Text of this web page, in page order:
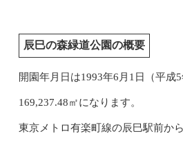
辰巳の森緑道公園の概要
開園年月日は1993年6月1日（平成
169,237.48㎡になります。
東京メトロ有楽町線の辰巳駅前か